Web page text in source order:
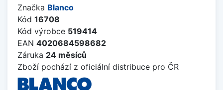
Značka Blanco
Kód 16708
Kód výrobce 519414
EAN 4020684598682
Záruka 24 měsíců
Zboží pochází z oficiální distribuce pro ČR